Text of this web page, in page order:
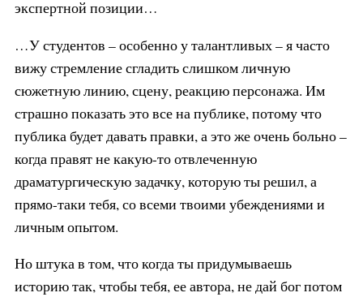
экспертной позиции…
…У студентов – особенно у талантливых – я часто
вижу стремление сгладить слишком личную
сюжетную линию, сцену, реакцию персонажа. Им
страшно показать это все на публике, потому что
публика будет давать правки, а это же очень больно –
когда правят не какую-то отвлеченную
драматургическую задачку, которую ты решил, а
прямо-таки тебя, со всеми твоими убеждениями и
личным опытом.
Но штука в том, что когда ты придумываешь
историю так, чтобы тебя, ее автора, не дай бог потом